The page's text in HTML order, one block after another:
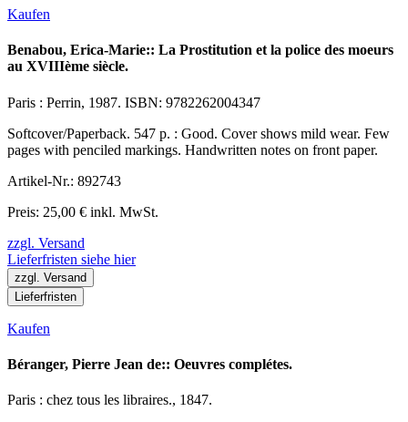
Kaufen
Benabou, Erica-Marie:: La Prostitution et la police des moeurs
au XVIIIème siècle.
Paris : Perrin, 1987. ISBN: 9782262004347
Softcover/Paperback. 547 p. : Good. Cover shows mild wear. Few
pages with penciled markings. Handwritten notes on front paper.
Artikel-Nr.: 892743
Preis: 25,00 € inkl. MwSt.
zzgl. Versand
Lieferfristen siehe hier
zzgl. Versand
Lieferfristen
Kaufen
Béranger, Pierre Jean de:: Oeuvres complétes.
Paris : chez tous les libraires., 1847.